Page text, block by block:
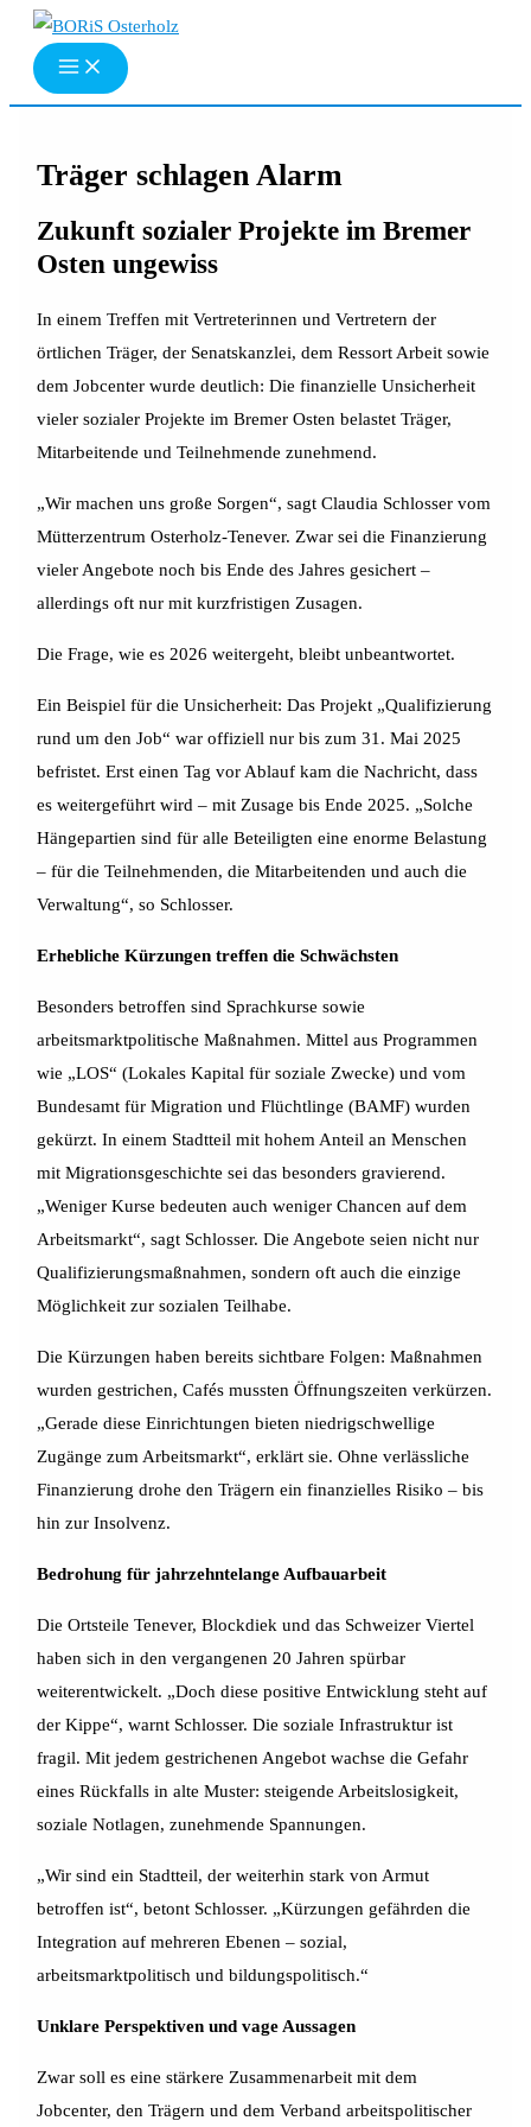
Zum
Inhalt
springen
Träger schlagen Alarm
Zukunft sozialer Projekte im Bremer
Osten ungewiss
In einem Treffen mit Vertreterinnen und Vertretern der
örtlichen Träger, der Senatskanzlei, dem Ressort Arbeit sowie
dem Jobcenter wurde deutlich: Die finanzielle Unsicherheit
vieler sozialer Projekte im Bremer Osten belastet Träger,
Mitarbeitende und Teilnehmende zunehmend.
„Wir machen uns große Sorgen“, sagt Claudia Schlosser vom
Mütterzentrum Osterholz-Tenever. Zwar sei die Finanzierung
vieler Angebote noch bis Ende des Jahres gesichert –
allerdings oft nur mit kurzfristigen Zusagen.
Die Frage, wie es 2026 weitergeht, bleibt unbeantwortet.
Ein Beispiel für die Unsicherheit: Das Projekt „Qualifizierung
rund um den Job“ war offiziell nur bis zum 31. Mai 2025
befristet. Erst einen Tag vor Ablauf kam die Nachricht, dass
es weitergeführt wird – mit Zusage bis Ende 2025. „Solche
Hängepartien sind für alle Beteiligten eine enorme Belastung
– für die Teilnehmenden, die Mitarbeitenden und auch die
Verwaltung“, so Schlosser.
Erhebliche Kürzungen treffen die Schwächsten
Besonders betroffen sind Sprachkurse sowie
arbeitsmarktpolitische Maßnahmen. Mittel aus Programmen
wie „LOS“ (Lokales Kapital für soziale Zwecke) und vom
Bundesamt für Migration und Flüchtlinge (BAMF) wurden
gekürzt. In einem Stadtteil mit hohem Anteil an Menschen
mit Migrationsgeschichte sei das besonders gravierend.
„Weniger Kurse bedeuten auch weniger Chancen auf dem
Arbeitsmarkt“, sagt Schlosser. Die Angebote seien nicht nur
Qualifizierungsmaßnahmen, sondern oft auch die einzige
Möglichkeit zur sozialen Teilhabe.
Die Kürzungen haben bereits sichtbare Folgen: Maßnahmen
wurden gestrichen, Cafés mussten Öffnungszeiten verkürzen.
„Gerade diese Einrichtungen bieten niedrigschwellige
Zugänge zum Arbeitsmarkt“, erklärt sie. Ohne verlässliche
Finanzierung drohe den Trägern ein finanzielles Risiko – bis
hin zur Insolvenz.
Bedrohung für jahrzehntelange Aufbauarbeit
Die Ortsteile Tenever, Blockdiek und das Schweizer Viertel
haben sich in den vergangenen 20 Jahren spürbar
weiterentwickelt. „Doch diese positive Entwicklung steht auf
der Kippe“, warnt Schlosser. Die soziale Infrastruktur ist
fragil. Mit jedem gestrichenen Angebot wachse die Gefahr
eines Rückfalls in alte Muster: steigende Arbeitslosigkeit,
soziale Notlagen, zunehmende Spannungen.
„Wir sind ein Stadtteil, der weiterhin stark von Armut
betroffen ist“, betont Schlosser. „Kürzungen gefährden die
Integration auf mehreren Ebenen – sozial,
arbeitsmarktpolitisch und bildungspolitisch.“
Unklare Perspektiven und vage Aussagen
Zwar soll es eine stärkere Zusammenarbeit mit dem
Jobcenter, den Trägern und dem Verband arbeitspolitischer